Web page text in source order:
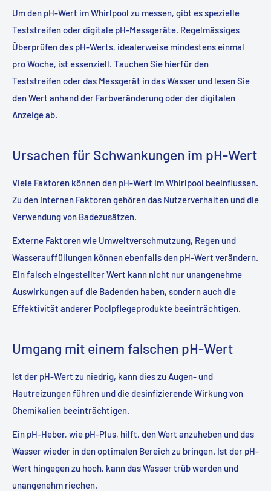
Um den pH-Wert im Whirlpool zu messen, gibt es spezielle
Teststreifen oder digitale pH-Messgeräte. Regelmässiges
Überprüfen des pH-Werts, idealerweise mindestens einmal
pro Woche, ist essenziell. Tauchen Sie hierfür den
Teststreifen oder das Messgerät in das Wasser und lesen Sie
den Wert anhand der Farbveränderung oder der digitalen
Anzeige ab.
Ursachen für Schwankungen im pH-Wert
Viele Faktoren können den pH-Wert im Whirlpool beeinflussen.
Zu den internen Faktoren gehören das Nutzerverhalten und die
Verwendung von Badezusätzen.
Externe Faktoren wie Umweltverschmutzung, Regen und
Wasserauffüllungen können ebenfalls den pH-Wert verändern.
Ein falsch eingestellter Wert kann nicht nur unangenehme
Auswirkungen auf die Badenden haben, sondern auch die
Effektivität anderer Poolpflegeprodukte beeinträchtigen.
Umgang mit einem falschen pH-Wert
Ist der pH-Wert zu niedrig, kann dies zu Augen- und
Hautreizungen führen und die desinfizierende Wirkung von
Chemikalien beeinträchtigen.
Ein pH-Heber, wie pH-Plus, hilft, den Wert anzuheben und das
Wasser wieder in den optimalen Bereich zu bringen. Ist der pH-
Wert hingegen zu hoch, kann das Wasser trüb werden und
unangenehm riechen.